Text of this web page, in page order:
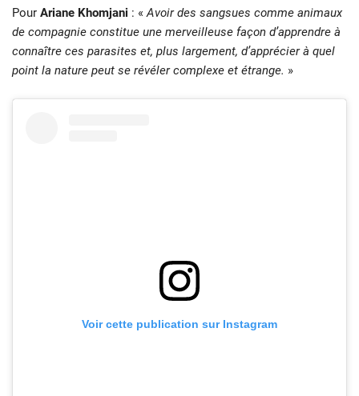
Pour Ariane Khomjani : «Avoir des sangsues comme animaux
de compagnie constitue une merveilleuse façon d’apprendre à
connaître ces parasites et, plus largement, d’apprécier à quel
point la nature peut se révéler complexe et étrange. »
Voir cette publication sur Instagram